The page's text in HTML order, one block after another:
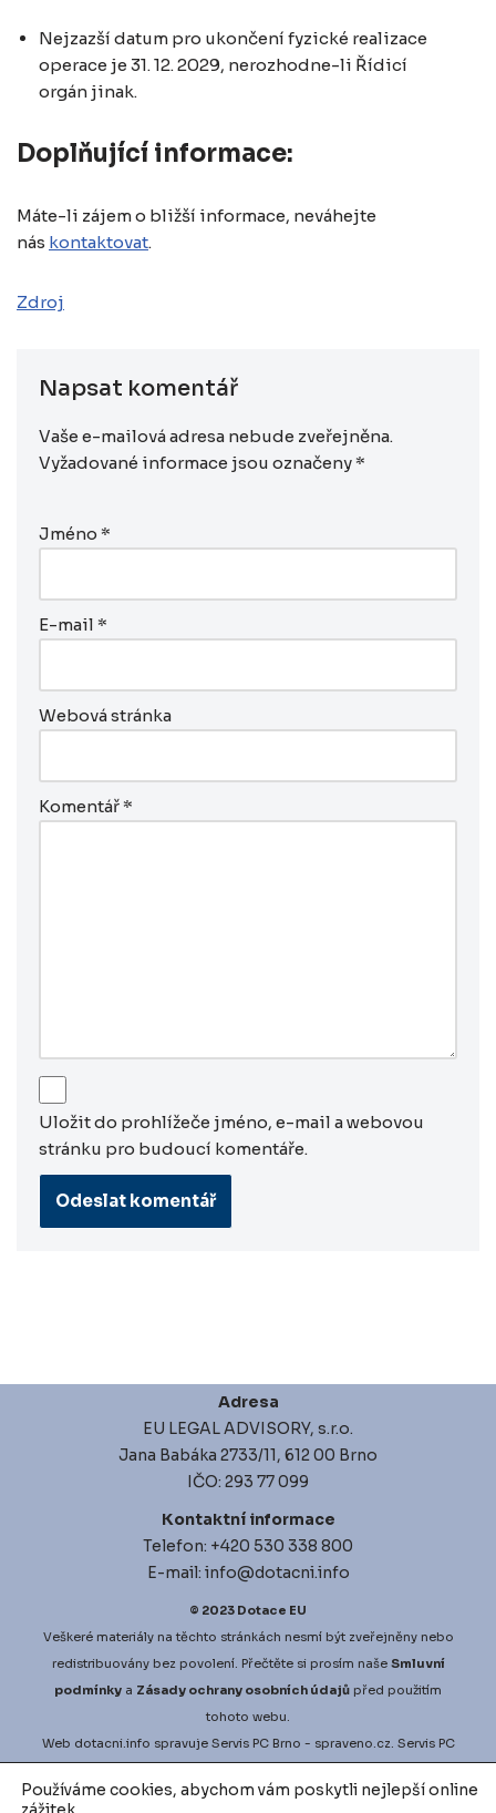
Nejzazší datum pro ukončení fyzické realizace
operace je 31. 12. 2029, nerozhodne-li Řídicí
orgán jinak.
Doplňující informace:
Máte-li zájem o bližší informace, neváhejte
nás kontaktovat.
Zdroj
Napsat komentář
Vaše e-mailová adresa nebude zveřejněna.
Vyžadované informace jsou označeny *
Jméno *
E-mail *
Webová stránka
Komentář *
Uložit do prohlížeče jméno, e-mail a webovou
stránku pro budoucí komentáře.
Adresa
EU LEGAL ADVISORY, s.r.o.
Jana Babáka 2733/11, 612 00 Brno
IČO: 293 77 099
Kontaktní informace
Telefon: +420 530 338 800
E-mail: info@dotacni.info
© 2023 Dotace EU
Veškeré materiály na těchto stránkách nesmí být zveřejněny nebo
redistribuovány bez povolení. Přečtěte si prosím naše Smluvní
podmínky a Zásady ochrany osobních údajů před použitím
tohoto webu.
Web dotacni.info spravuje Servis PC Brno - spraveno.cz. Servis PC
nejlepší možné podmínky pro vaši zakázku.vodni-audit.cza
Používáme cookies, abychom vám poskytli nejlepší online